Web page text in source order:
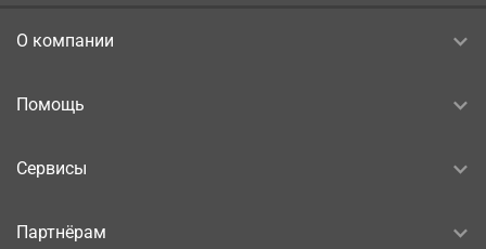
О компании
Помощь
Сервисы
Партнёрам